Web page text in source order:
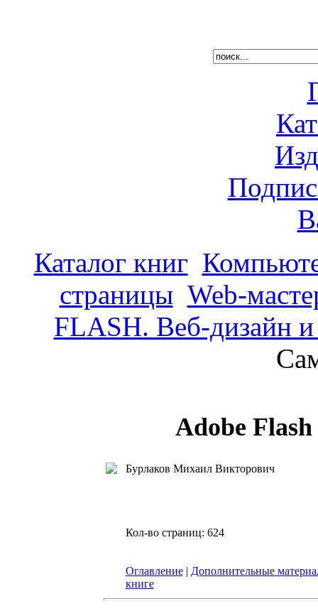
Каталог книг
страницы Web-
FLASH. Веб-дизайн
Adobe
Бурлаков Михаил Викторович
Кол-во страниц: 624
Оглавление| Дополнительные
книге